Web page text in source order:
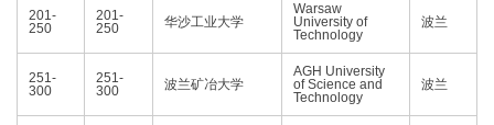
201-
250
201-
250
华沙工业大学
Warsaw
University of
Technology
波兰
251-
300
251-
300
波兰矿冶大学
AGH University
of Science and
Technology
波兰